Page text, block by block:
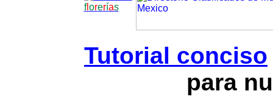
florerías
Tutorial conciso
para